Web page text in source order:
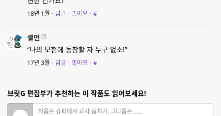
18년 1월 · 답글 · 좋아요 · #
셸먼
“나의 모험에 동참할 자 누구 없소!”
17년 3월 · 답글 · 좋아요 · #
브릿G 편집부가 추천하는 이 작품도 읽어보세요!
처음은 슈퍼에서 과자 훔치기, 그다음은…….